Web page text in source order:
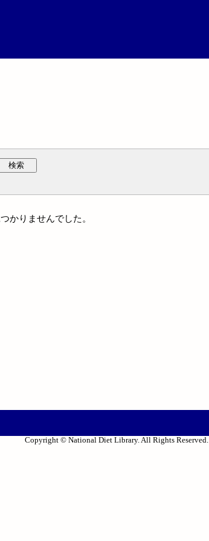
検索
かりませんでした。
Copyright © National Diet Library. All Rights Reserved.